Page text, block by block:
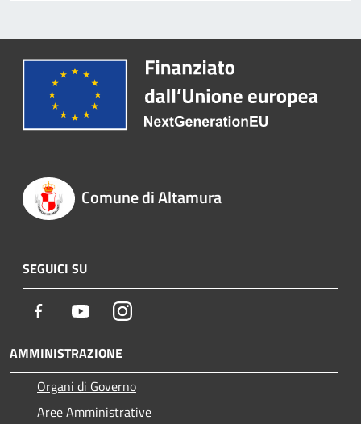
Comune di Altamura
SEGUICI SU
Facebook YoutubeInstagram
AMMINISTRAZIONE
Organi di Governo
Aree Amministrative